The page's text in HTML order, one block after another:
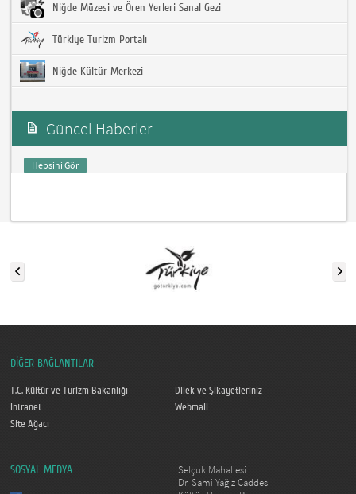
Niğde Müzesi ve Ören Yerleri Sanal Gezi
Türkiye Turizm Portalı
Niğde Kültür Merkezi
Güncel Haberler
Hepsini Gör
DİĞER BAĞLANTILAR
T.C. Kültür ve Turizm Bakanlığı
Dilek ve Şikayetleriniz
Intranet
Webmail
Site Ağacı
SOSYAL MEDYA
Selçuk Mahallesi
Dr. Sami Yağız Caddesi